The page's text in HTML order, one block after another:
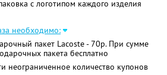
с логотипом каждого изделия
необходимо:
пакет Lacoste - 70р. При сумме
пакета бесплатно
неограниченное количество купонов